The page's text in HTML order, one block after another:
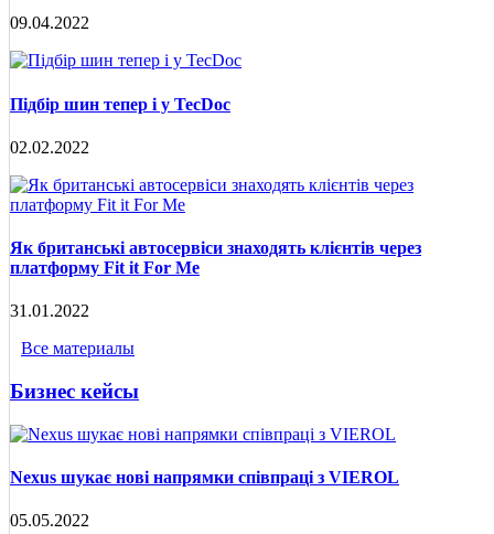
09.04.2022
Підбір шин тепер і у TecDoc
02.02.2022
Як британські автосервіси знаходять клієнтів через
платформу Fit it For Me
31.01.2022
Все материалы
Бизнес кейсы
Nexus шукає нові напрямки співпраці з VIEROL
05.05.2022